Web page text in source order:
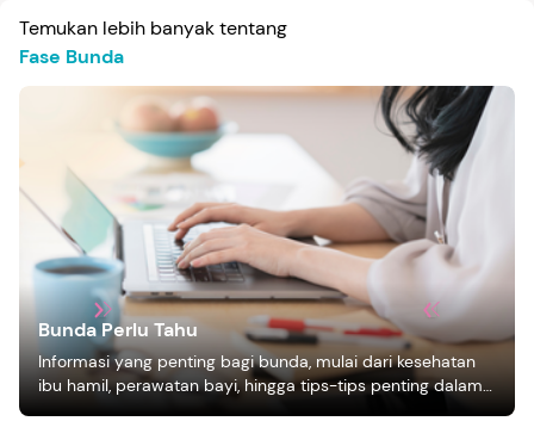
Temukan lebih banyak tentang
Fase Bunda
Bunda Perlu Tahu
Informasi yang penting bagi bunda, mulai dari kesehatan
ibu hamil, perawatan bayi, hingga tips-tips penting dalam
mengasuh anak